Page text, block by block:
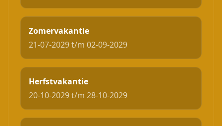
Zomervakantie
21-07-2029 t/m 02-09-2029
Herfstvakantie
20-10-2029 t/m 28-10-2029